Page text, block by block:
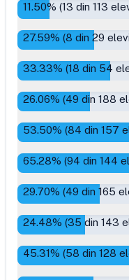
11.50% (13 din 113
27.59% (8 din 29
33.33% (18 din 54
26.06% (49 din 188
53.50% (84 din 157
65.28% (94 din 144
29.70% (49 din 165
24.48% (35 din 143
45.31% (58 din 128